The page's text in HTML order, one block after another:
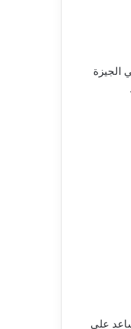
في الجيزة
على